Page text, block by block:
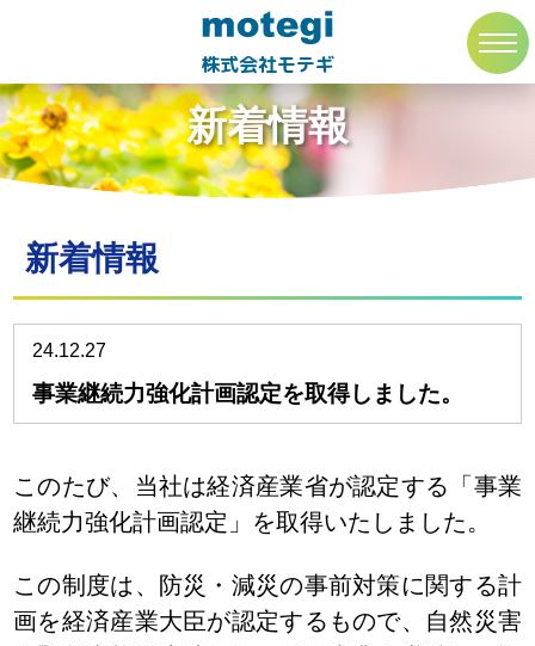
株式会社モテギ
トップページ 新着情報
新着情報
新着情報
24.12.27
事業継続力強化計画認定を取得しました。
このたび、当社は経済産業省が認定する
「事業
継続力強化計画認定」 を取得いたしました。
この制度は、防災・減災の事前対策に関する計
画を経済産業大臣が認定するもので、自然災害